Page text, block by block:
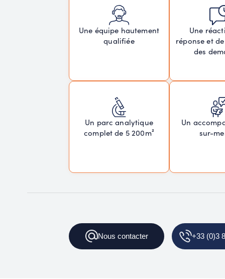
Une équipe hautement
qualifiée
Une
réponse et
des
Un parc analytique
complet de 5 200m²
Un
sur-
Nous contacter +33 (0)3